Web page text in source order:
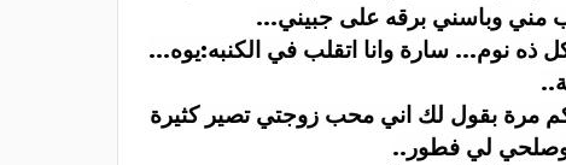
مني وباسني برقه على جبيني...
نوم... سارة وانا اتقلب في الكنبه:يوه...
..
مرة بقول لك اني محب زوجتي تصير كثيرة
وصلحي لي فطور ..